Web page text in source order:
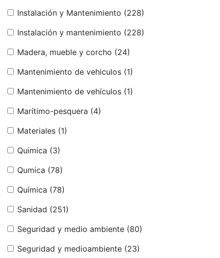
Instalación y Mantenimiento (228)
Instalación y mantenimiento (228)
Madera, mueble y corcho (24)
Mantenimiento de vehiculos (1)
Mantenimiento de vehículos (1)
Marítimo-pesquera (4)
Materiales (1)
Quimica (3)
Qumica (78)
Química (78)
Sanidad (251)
Seguridad y medio ambiente (80)
Seguridad y medioambiente (23)